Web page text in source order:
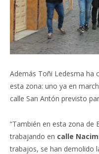
Además Toñi Ledesma ha
esta zona: uno ya en
calle San Antón previsto
“También en esta zona de
trabajando en calle
trabajos, se han demolido